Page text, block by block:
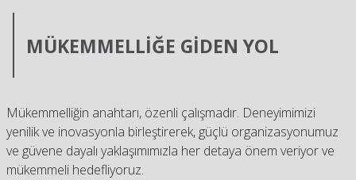
MÜKEMMELLİĞE GİDEN YOL
Mükemmelliğin anahtarı, özenli çalışmadır. Deneyimimizi
yenilik ve inovasyonla birleştirerek, güçlü organizasyonumuz
ve güvene dayalı yaklaşımımızla her detaya önem veriyor ve
mükemmeli hedefliyoruz.